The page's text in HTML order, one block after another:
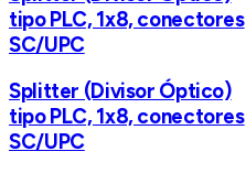
tipo PLC, 1x8, conectores
SC/UPC
Splitter (Divisor Óptico)
tipo PLC, 1x8, conectores
SC/UPC